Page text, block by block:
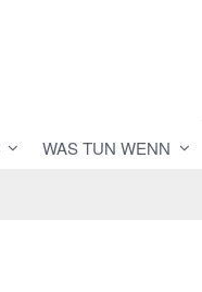
WAS TUN WENN